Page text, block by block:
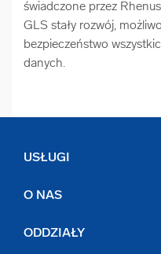
świadczone przez
GLS stały rozwój,
bezpieczeństwo
danych.
USŁUGI
O NAS
ODDZIAŁY